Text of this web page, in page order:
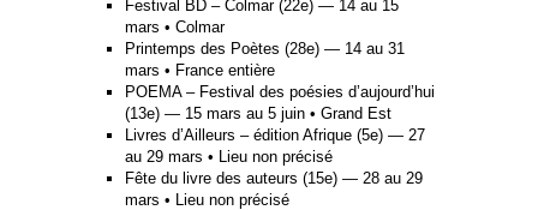
Festival BD – Colmar (22e) — 14 au 15
mars • Colmar
Printemps des Poètes (28e) — 14 au 31
mars • France entière
POEMA – Festival des poésies d’aujourd’hui
(13e) — 15 mars au 5 juin • Grand Est
Livres d’Ailleurs – édition Afrique (5e) — 27
au 29 mars • Lieu non précisé
Fête du livre des auteurs (15e) — 28 au 29
mars • Lieu non précisé